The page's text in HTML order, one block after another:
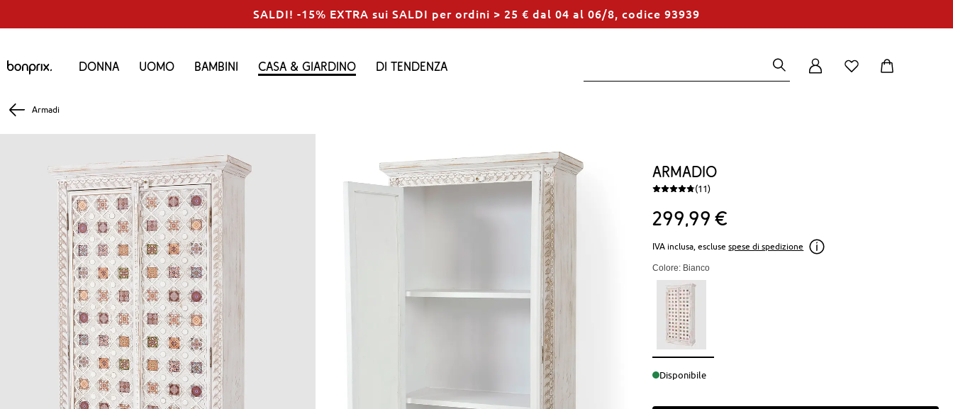
SALDI! -15% EXTRA sui SALDI per ordini > 25 € dal 04 al 06/8, codice 93939
Donna Uomo Bambini Casa & Giardino Di tendenza
Armadi
Armadio
(11)
299 99 €
IVA inclusa, escluse spese di spedizione
Colore: Bianco
Disponibile